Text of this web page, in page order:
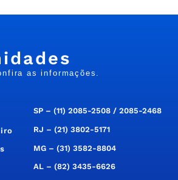
as informações.
SP – (11) 2085-2508/ 2085-2468
RJ – (21) 3802-5171
MG – (31) 3582-8804
AL – (82) 3435-6626